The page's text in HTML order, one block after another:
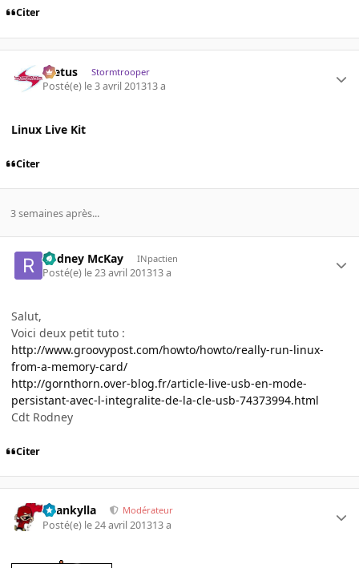
Citer
foetus Stormtrooper
Posté(e) le 3 avril 201313 a
Linux Live Kit
Citer
3 semaines après...
Rodney McKay INpactien
Posté(e) le 23 avril 201313 a
Salut,
Voici deux petit tuto :
http://www.groovypost.com/howto/howto/really-run-linux-
from-a-memory-card/
http://gornthorn.over-blog.fr/article-live-usb-en-mode-
persistant-avec-l-integralite-de-la-cle-usb-74373994.html
Cdt Rodney
Citer
beankylla Modérateur
Posté(e) le 24 avril 201313 a